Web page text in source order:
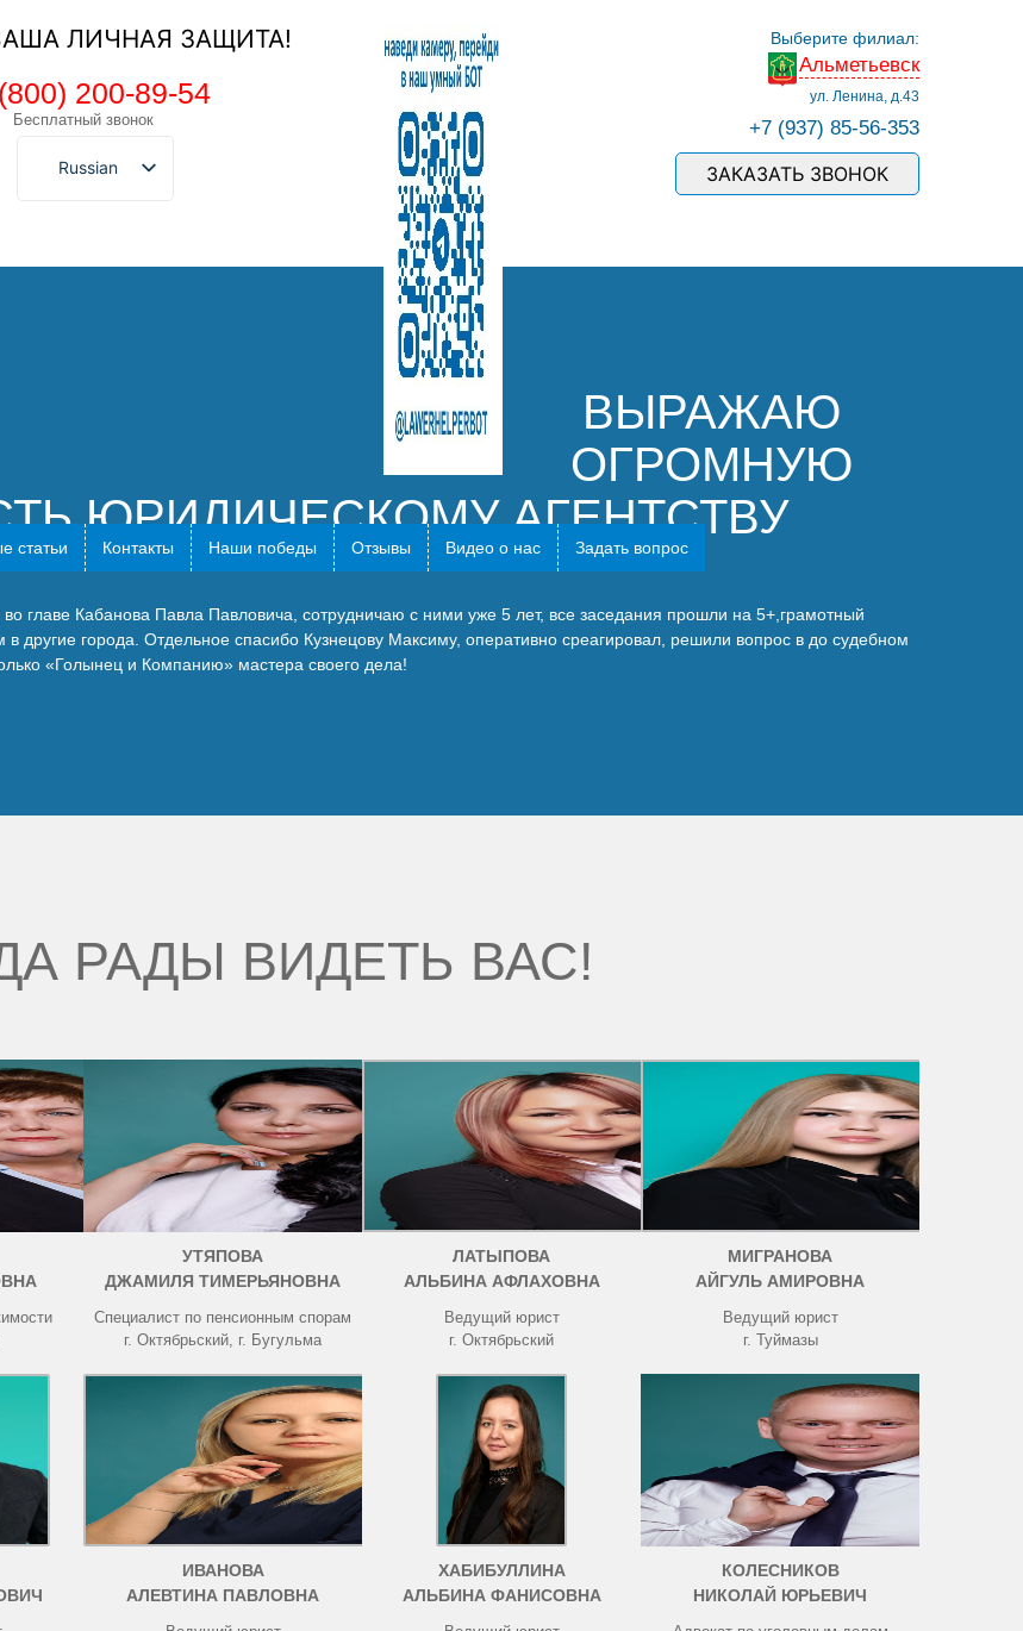
ЛИЧНАЯ ЗАЩИТА!
200-89-54
Бесплатный звонок
Russian
Выберите филиал:
Альметьевск
ул. Ленина, д.43
+7 (937) 85-56-353
ЗАКАЗАТЬ ЗВОНОК
статьи Контакты Наши победы Отзывы Видео о нас Задать вопрос
ВЫРАЖАЮ
ОГРОМНУЮ
ЮРИДИЧЕСКОМУ АГЕНТСТВУ
главе Кабанова Павла Павловича, сотрудничаю с ними уже 5 лет, все заседания прошли на 5+,грамотный
другие города. Отдельное спасибо Кузнецову Максиму, оперативно среагировал, решили вопрос в до судебном
«Голынец и Компанию» мастера своего дела!
РАДЫ ВИДЕТЬ ВАС!
УТЯПОВА
ДЖАМИЛЯ ТИМЕРЬЯНОВНА
Специалист по пенсионным спорам
г. Октябрьский, г. Бугульма
ЛАТЫПОВА
АЛЬБИНА АФЛАХОВНА
Ведущий юрист
г. Октябрьский
МИГРАНОВА
АЙГУЛЬ АМИРОВНА
Ведущий юрист
г. Туймазы
ИВАНОВА
АЛЕВТИНА ПАВЛОВНА
ХАБИБУЛЛИНА
АЛЬБИНА ФАНИСОВНА
КОЛЕСНИКОВ
НИКОЛАЙ ЮРЬЕВИЧ